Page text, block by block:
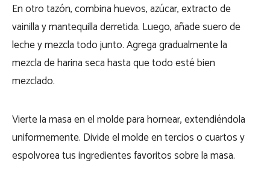
En otro tazón, combina huevos, azúcar, extracto de
vainilla y mantequilla derretida. Luego, añade suero de
leche y mezcla todo junto. Agrega gradualmente la
mezcla de harina seca hasta que todo esté bien
mezclado.
Vierte la masa en el molde para hornear, extendiéndola
uniformemente. Divide el molde en tercios o cuartos y
espolvorea tus ingredientes favoritos sobre la masa.